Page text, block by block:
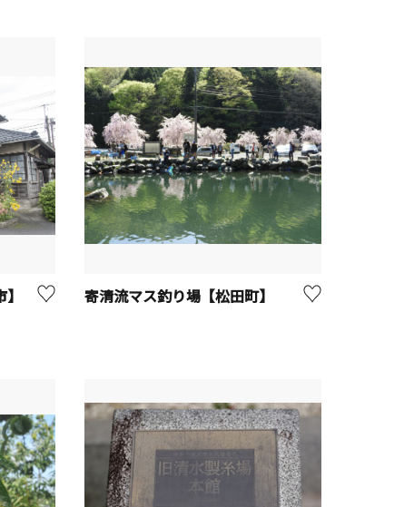
寄清流マス釣り場【松田町】